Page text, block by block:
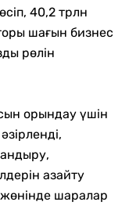
40,2 трлн
шағын бизнес
рөлін
орындау үшін
азайту
шаралар